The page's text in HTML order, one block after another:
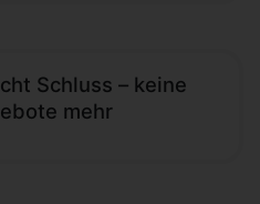
Schluss – keine
mehr